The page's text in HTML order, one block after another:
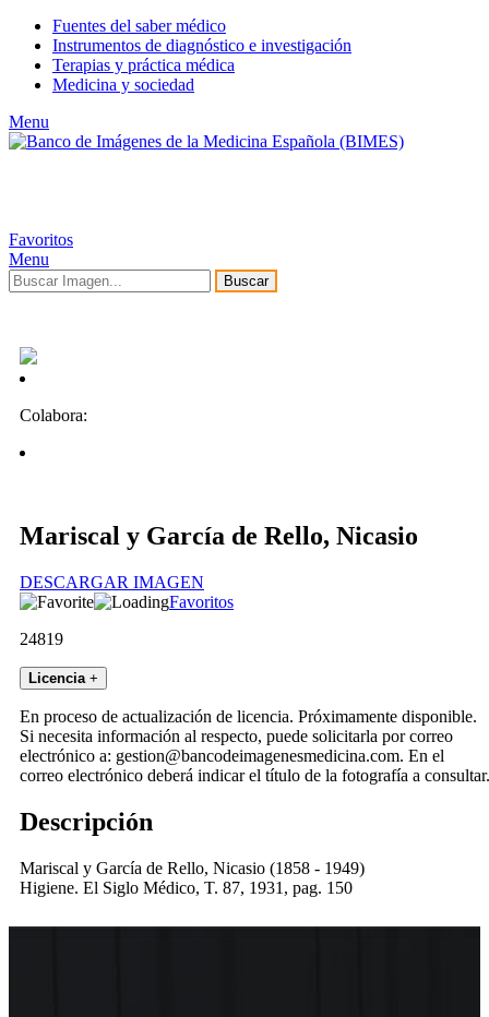
Fuentes del saber médico
Instrumentos de diagnóstico e investigación
Terapias y práctica médica
Medicina y sociedad
Menu
Favoritos
Menu
Buscar
Colabora:
Mariscal y García de Rello, Nicasio
DESCARGAR IMAGEN
Favoritos
24819
Licencia +
En proceso de actualización de licencia. Próximamente disponible.
Si necesita información al respecto, puede solicitarla por correo
electrónico a: gestion@bancodeimagenesmedicina.com. En el
correo electrónico deberá indicar el título de la fotografía a consultar.
Descripción
Mariscal y García de Rello, Nicasio (1858 - 1949)
Higiene. El Siglo Médico, T. 87, 1931, pag. 150